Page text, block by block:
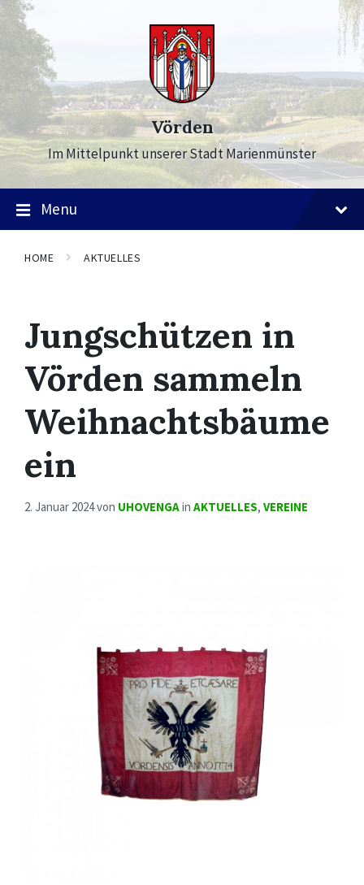
Skip
to
content
Skip
to
main
navigation
Skip
to
footer
Vörden
Im Mittelpunkt unserer Stadt Marienmünster
Menu
HOME AKTUELLES
Jungschützen in
Vörden sammeln
Weihnachtsbäume
ein
2. Januar 2024von UHOVENGAin AKTUELLES, VEREINE